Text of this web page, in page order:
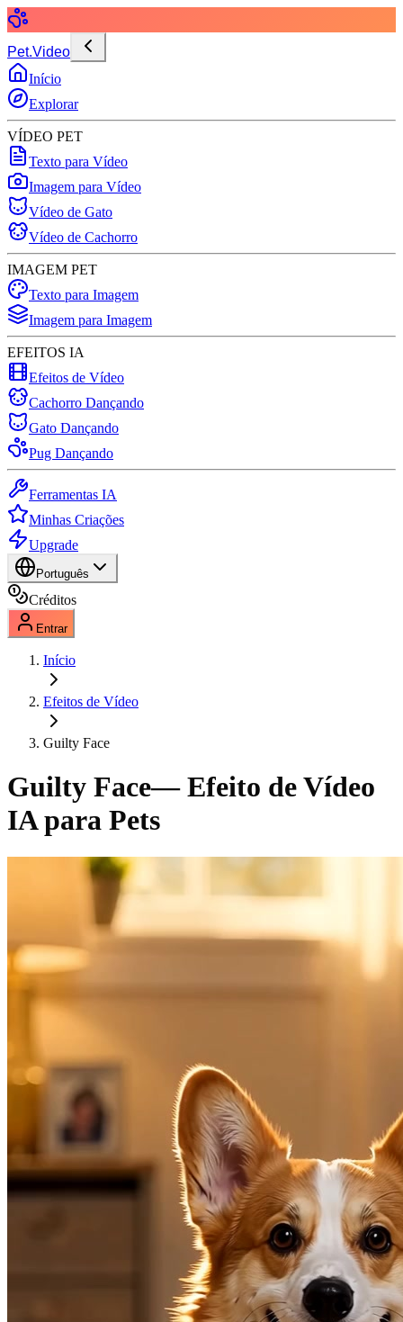
Pet.Video
Início
Explorar
VÍDEO PET
Texto para Vídeo
Imagem para Vídeo
Vídeo de Gato
Vídeo de Cachorro
IMAGEM PET
Texto para Imagem
Imagem para Imagem
EFEITOS IA
Efeitos de Vídeo
Cachorro Dançando
Gato Dançando
Pug Dançando
Ferramentas IA
Minhas Criações
Upgrade
Português
Créditos
Entrar
Início
Efeitos de Vídeo
Guilty Face
Guilty Face— Efeito de Vídeo
IA para Pets